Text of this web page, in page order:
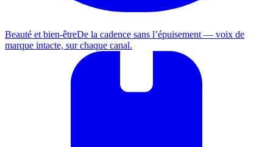
Beauté et bien-êtreDe la cadence sans l’épuisement — voix de
marque intacte, sur chaque canal.